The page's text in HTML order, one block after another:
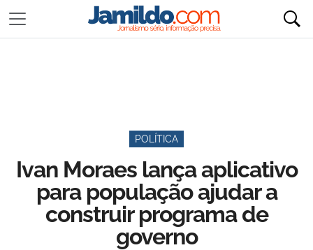
POLÍTICA
Ivan Moraes lança aplicativo
para população ajudar a
construir programa de
governo